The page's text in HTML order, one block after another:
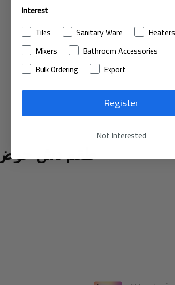
طقم دش حوض
Interest
Tiles
Sanitary Ware
Heaters
Mixers
Bathroom Accessories
Bulk Ordering
Export
Register
Not Interested